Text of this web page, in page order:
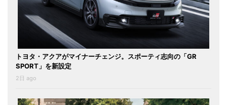
トヨタ・アクアがマイナーチェンジ。スポーティ志向の「GR
SPORT」を新設定
2日 ago